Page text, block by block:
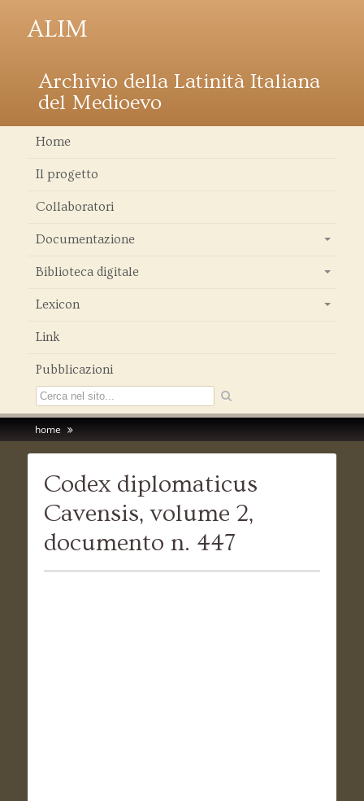
ALIM
Archivio della Latinità Italiana
del Medioevo
Home
Il progetto
Collaboratori
Documentazione
Biblioteca digitale
Lexicon
Link
Pubblicazioni
home
Codex diplomaticus
Cavensis, volume 2,
documento n. 447